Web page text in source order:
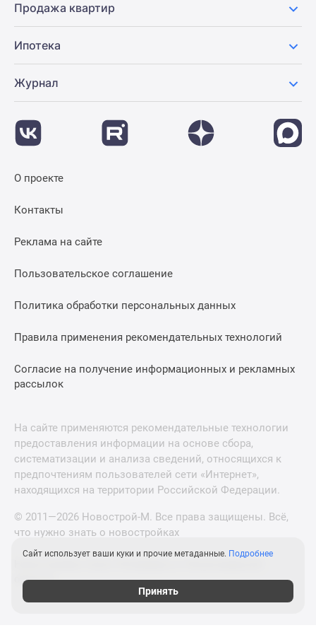
Продажа квартир
Ипотека
Журнал
О проекте
Контакты
Реклама на сайте
Пользовательское соглашение
Политика обработки персональных данных
Правила применения рекомендательных технологий
Согласие на получение информационных и рекламных
рассылок
На сайте применяются рекомендательные технологии
предоставления информации на основе сбора,
систематизации и анализа сведений, относящихся к
предпочтениям пользователей сети «Интернет»,
находящихся на территории Российской Федерации.
© 2011—2026 Новострой-М. Все права защищены. Всё,
что нужно знать о новостройках
области
Сайт использует ваши куки и прочие метаданные. Подробнее
Принять